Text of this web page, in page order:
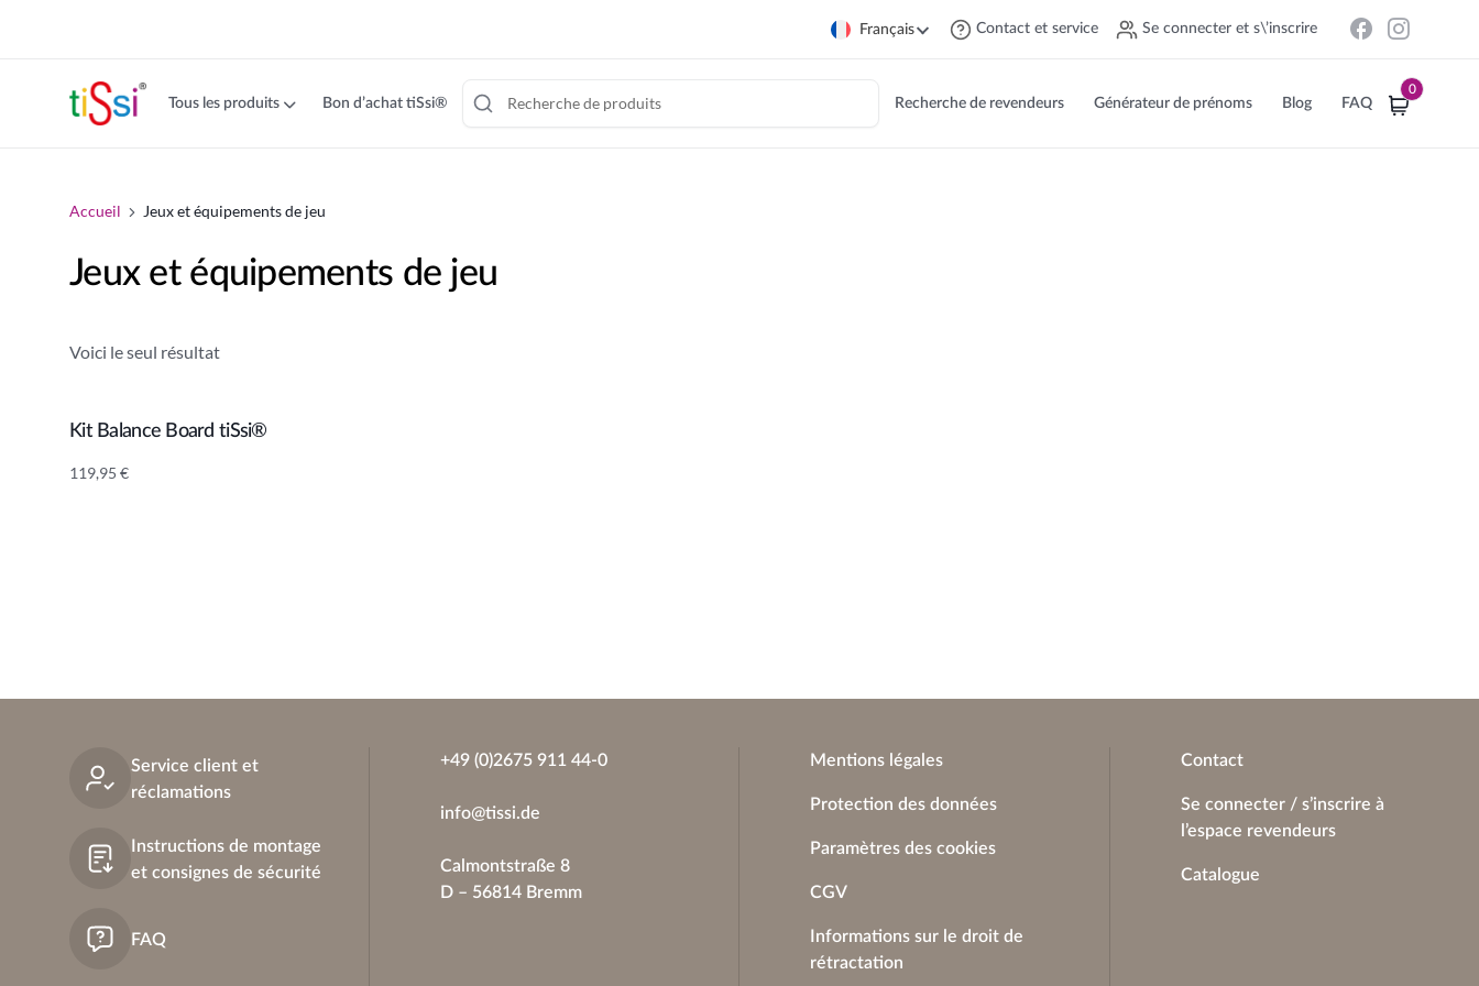
Français Contact et service Se connecter et s\’inscrire
Tous les produits Bon d’achat tiSsi® Recherche de revendeurs Générateur de prénoms Blog FAQ
0
Accueil Jeux et équipements de jeu
Jeux et équipements de jeu
Voici le seul résultat
Ajouter au panier
Kit Balance Board tiSsi®
119,95 €
Service client et
réclamations
Instructions de montage
et consignes de sécurité
FAQ
+49 (0)2675 911 44-0
info@tissi.de
Calmontstraße 8
D – 56814 Bremm
Mentions légales
Protection des données
Paramètres des cookies
CGV
Informations sur le droit de
rétractation
Contact
Se connecter / s’inscrire à
l’espace revendeurs
Catalogue